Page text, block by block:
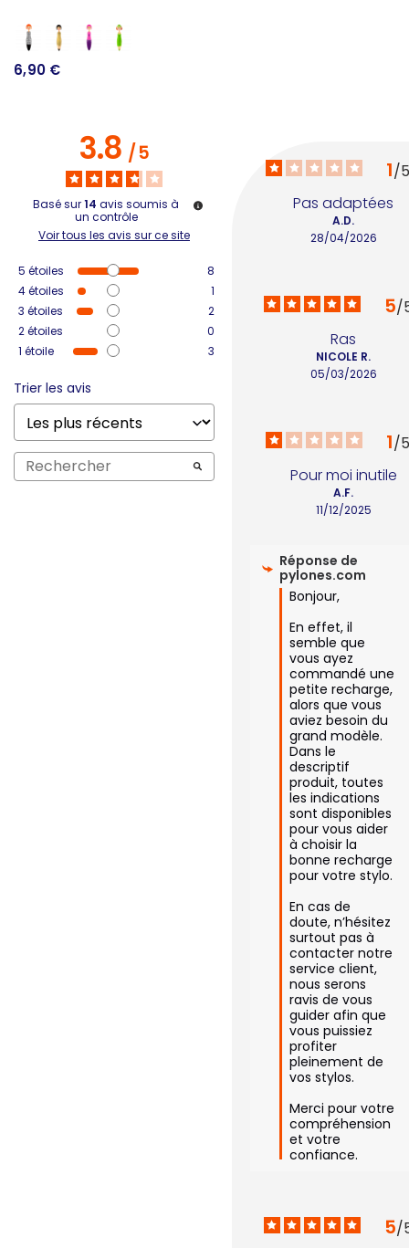
6,90 €
3.8/5
Basé sur14 avis soumis à
un contrôle
Voir tous les avis sur ce site
5 étoiles
8
4étoiles
1
3 étoiles
2
2étoiles
0
1 étoile 3
Trier les avis
1/
Pas adaptées
28/04/2026
A.D.
5/
Ras
05/03/2026
NICOLE R.
1/
Pour moi inutile
11/12/2025
A.F.
Réponse de
pylones.com
Bonjour,
En effet, il
semble que
vous ayez
commandé une
petite recharge,
alors que vous
aviez besoin du
grand modèle.
Dans le
descriptif
produit, toutes
les indications
sont disponibles
pour vous aider
à choisir la
bonne recharge
pour votre stylo.
En cas de
doute, n’hésitez
surtout pas à
contacter notre
service client,
nous serons
ravis de vous
guider afin que
vous puissiez
profiter
pleinement de
vos stylos.
Merci pour votre
compréhension
et votre
confiance.
5/